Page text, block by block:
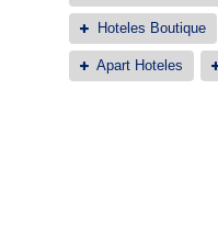
Hoteles Boutique
Apart Hoteles